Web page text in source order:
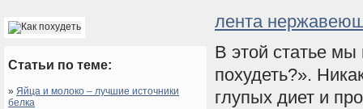
Статьи по теме:
» Яйца и молоко – лучшие источники
белка
лента
В этой статье мы
похудеть?».
глупых диет и